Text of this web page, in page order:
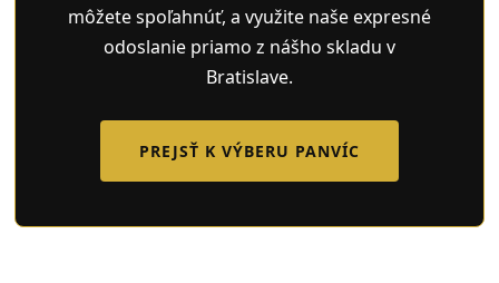
môžete spoľahnúť, a využite naše expresné
odoslanie priamo z nášho skladu v
Bratislave.
PREJSŤ K VÝBERU PANVÍC